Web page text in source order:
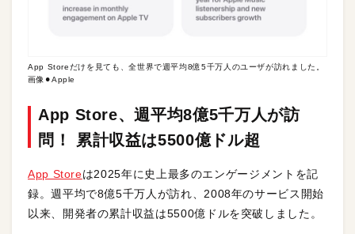
App Storeだけを見ても、全世界で週平均8億5千万人のユーザが訪れました。
画像⚫︎Apple
App Store、週平均8億5千万人が訪
問！ 累計収益は5500億ドル超
App Storeは2025年に史上最多のエンゲージメントを記
録。週平均で8億5千万人が訪れ、2008年のサービス開始
以来、開発者の累計収益は5500億ドルを突破しました。